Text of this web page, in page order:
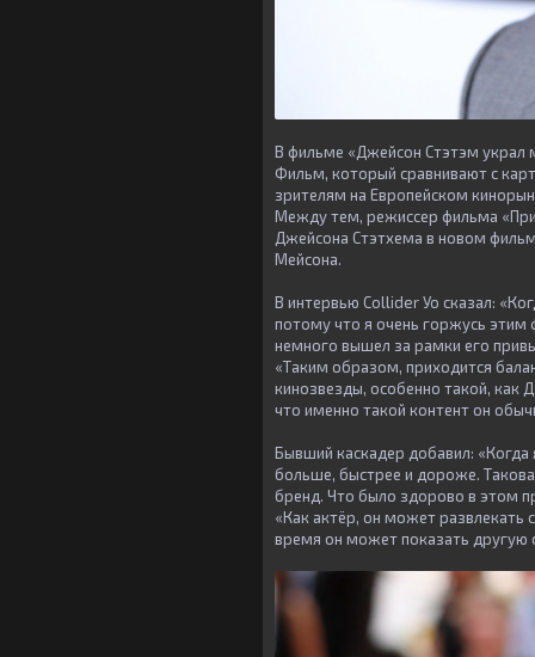
В фильме «Джейсон Стэтэм украл
Фильм, который сравнивают с
зрителям на Европейском
Между тем, режиссер фильма
Джейсона Стэтхема в новом
Мейсона.
В интервью Collider Уо сказал:
потому что я очень горжусь
немного вышел за рамки его
«Таким образом, приходится
кинозвезды, особенно такой, как
что именно такой контент он
Бывший каскадер добавил: «Когда
больше, быстрее и дороже.
бренд. Что было здорово в этом
«Как актёр, он может развлекать
время он может показать другую